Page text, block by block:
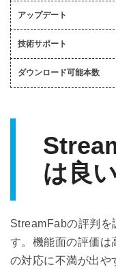
アップデート
技術サポート
ダウンロード可能本数
は良
StreamFabの評判を
す。機能面の評価は
の対応に不満が出や